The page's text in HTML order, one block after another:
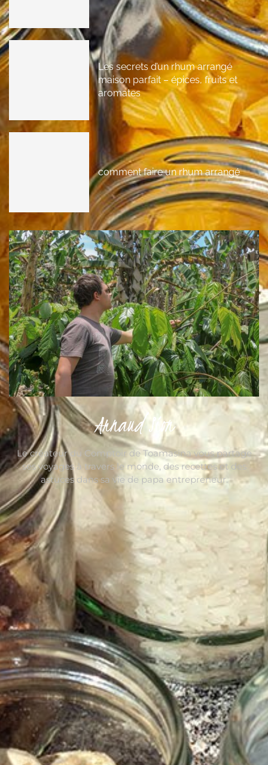
Les secrets d’un rhum arrangé
maison parfait – épices, fruits et
aromates
comment faire un rhum arrangé
Arnaud Sion
Le créateur du Comptoir de Toamasina vous partage
ses voyages à travers le monde, des recettes et des
astuces dans sa vie de papa entrepreneur.